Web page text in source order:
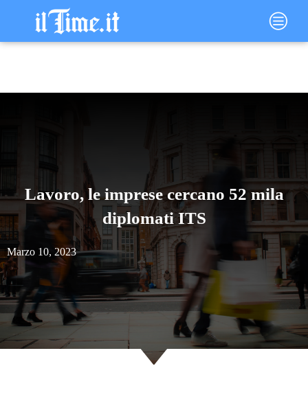
contenuto
Main
Menu
Lavoro, le imprese cercano 52 mila
diplomati ITS
Marzo 10, 2023